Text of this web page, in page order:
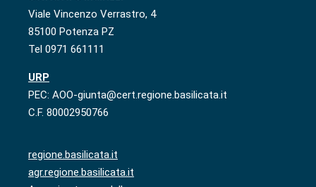
Viale Vincenzo Verrastro, 4
85100 Potenza PZ
Tel 0971 661111
URP
PEC: AOO-giunta@cert.regione.basilicata.it
C.F. 80002950766
regione.basilicata.it
agr.regione.basilicata.it